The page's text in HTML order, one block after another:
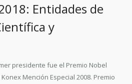
Entidades de
y
presidente fue el Premio Nobel
Mención Especial 2008. Premio